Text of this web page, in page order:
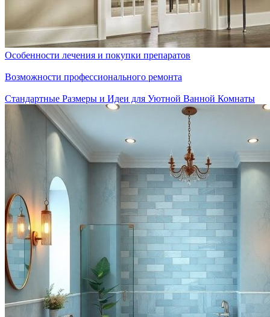
Особенности лечения и покупки препаратов
Возможности профессионального ремонта
Стандартные Размеры и Идеи для Уютной Ванной Комнаты